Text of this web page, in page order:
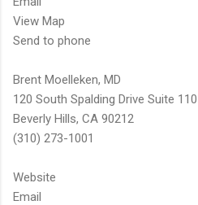
View Map
Send to phone
Brent Moelleken, MD
120 South Spalding Drive Suite 110
Beverly Hills, CA 90212
(310) 273-1001
Website
Email